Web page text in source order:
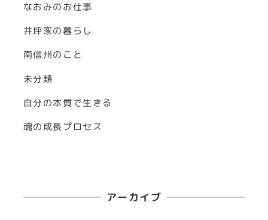
なおみのお仕事
井坪家の暮らし
南信州のこと
未分類
自分の本質で生きる
魂の成長プロセス
アーカイブ